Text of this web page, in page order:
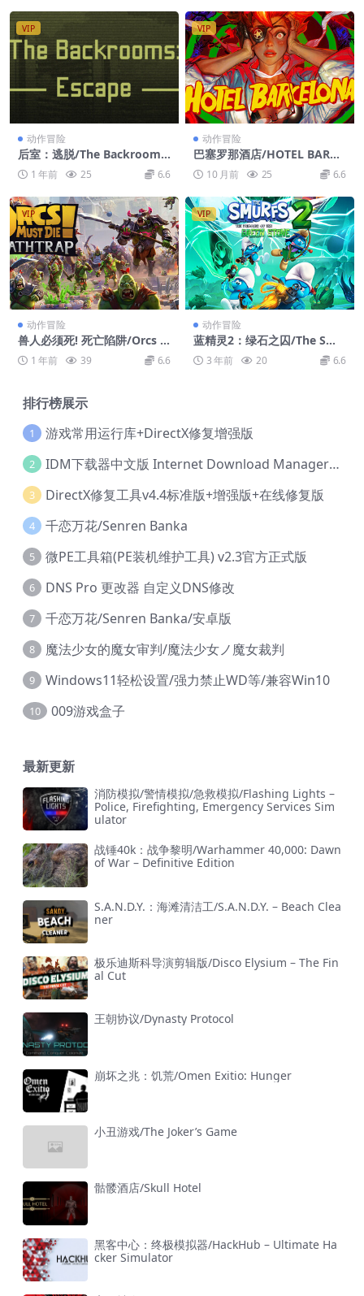
VIP
动作冒险
后室：逃脱/The Backrooms:
Escape
1 年前 25 6.6
VIP
动作冒险
巴塞罗那酒店/HOTEL BARCE
LONA
10 月前 25 6.6
VIP
动作冒险
兽人必须死! 死亡陷阱/Orcs M
ust Die! Deathtrap
1 年前 39 6.6
VIP
动作冒险
蓝精灵2：绿石之囚/The Smu
rfs 2 – The Prisoner of the
Green Stone
3 年前 20 6.6
排行榜展示
1 游戏常用运行库+DirectX修复增强版
2 IDM下载器中文版 Internet Download Manager v6.42.36 IDM
3 DirectX修复工具v4.4标准版+增强版+在线修复版
4 千恋万花/Senren Banka
5 微PE工具箱(PE装机维护工具) v2.3官方正式版
6 DNS Pro 更改器 自定义DNS修改
7 千恋万花/Senren Banka/安卓版
8 魔法少女的魔女审判/魔法少女ノ魔女裁判
9 Windows11轻松设置/强力禁止WD等/兼容Win10
10 009游戏盒子
最新更新
消防模拟/警情模拟/急救模拟/Flashing Lights –
Police, Firefighting, Emergency Services Sim
ulator
战锤40k：战争黎明/Warhammer 40,000: Dawn
of War – Definitive Edition
S.A.N.D.Y.：海滩清洁工/S.A.N.D.Y. – Beach Clea
ner
极乐迪斯科导演剪辑版/Disco Elysium – The Fin
al Cut
王朝协议/Dynasty Protocol
崩坏之兆：饥荒/Omen Exitio: Hunger
小丑游戏/The Joker’s Game
骷髅酒店/Skull Hotel
黑客中心：终极模拟器/HackHub – Ultimate Ha
cker Simulator